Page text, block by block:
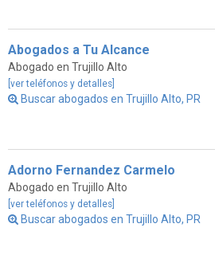
Abogados a Tu Alcance
Abogado en Trujillo Alto
[ver teléfonos y detalles]
Buscar abogados en Trujillo Alto, PR
Adorno Fernandez Carmelo
Abogado en Trujillo Alto
[ver teléfonos y detalles]
Buscar abogados en Trujillo Alto, PR